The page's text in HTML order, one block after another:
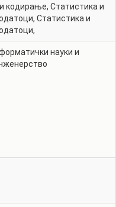
кодирање, Статистика и
, Статистика и
,
науки и